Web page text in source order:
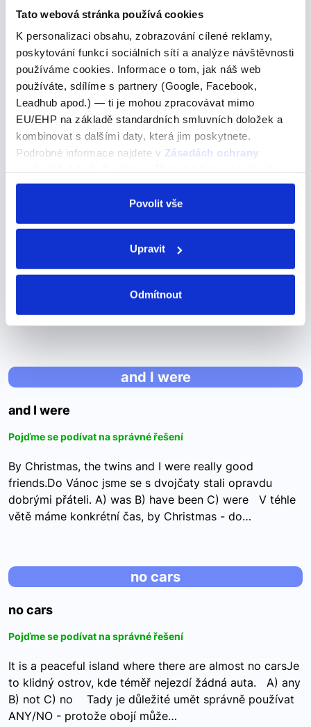
Tato webová stránka používá cookies
K personalizaci obsahu, zobrazování cílené reklamy,
poskytování funkcí sociálních sítí a analýze návštěvnosti
používáme cookies. Informace o tom, jak náš web
používáte, sdílíme s partnery (Google, Facebook,
Leadhub apod.) — ti je mohou zpracovávat mimo
EU/EHP na základě standardních smluvních doložek a
kombinovat s dalšími daty, která jim poskytnete.
Podrobné informace najdete v Zásadách ochrany
odvolat v nastavení cookies, případně se obrátit na
Povolit vše
Upravit
Odmítnout
For the past
Pojďme se podívat na správné řešení
For the past few hundred years, the only way to get on
and off the island has been by boat.Posledních několik
set let je jediným způsobem, jak se dostat na ostrov a
z ostrova, plavba lodí. A) From…
talked to journalists
One of the first people who talked to journalists about
prvních lidí, kteří o takovém setkání mluvili s novináři,
byl lovec Roger Kuptan. A) told B)…
and I were
and I were
Pojďme se podívat na správné řešení
By Christmas, the twins and I were really good
friends.Do Vánoc jsme se s dvojčaty stali opravdu
dobrými přáteli. A) was B) have been C) were V téhle
větě máme konkrétní čas, by Christmas - do…
no cars
no cars
Pojďme se podívat na správné řešení
It is a peaceful island where there are almost no carsJe
to klidný ostrov, kde téměř nejezdí žádná auta. A) any
B) not C) no Tady je důležité umět správně používat
ANY/NO - protože obojí může…